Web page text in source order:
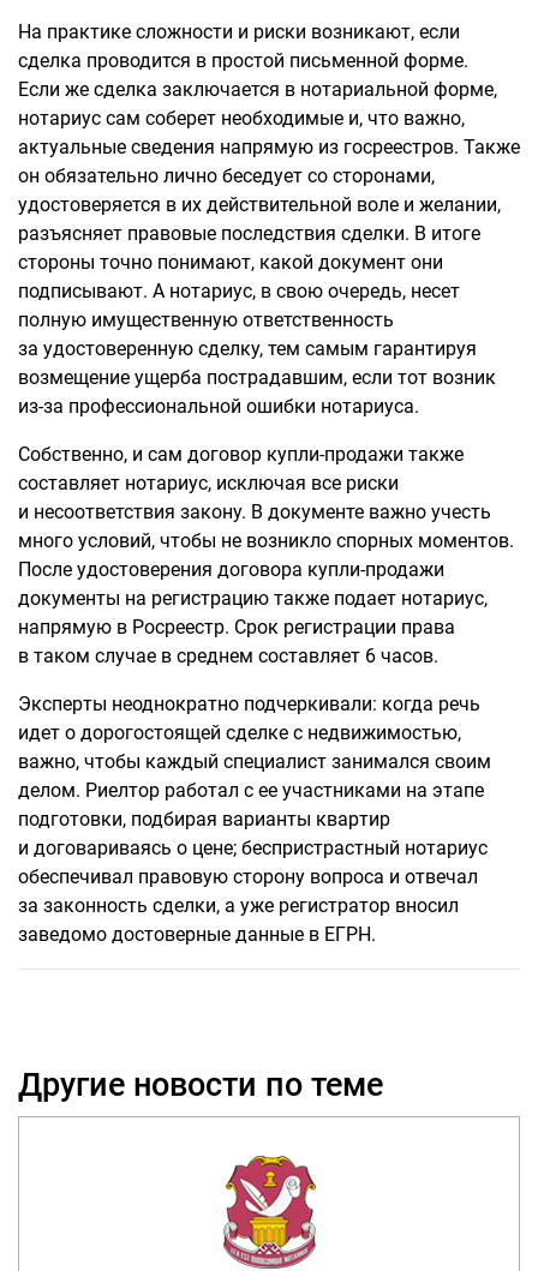
На практике сложности и риски возникают, если
сделка проводится в простой письменной форме.
Если же сделка заключается в нотариальной форме,
нотариус сам соберет необходимые и, что важно,
актуальные сведения напрямую из госреестров. Также
он обязательно лично беседует со сторонами,
удостоверяется в их действительной воле и желании,
разъясняет правовые последствия сделки. В итоге
стороны точно понимают, какой документ они
подписывают. А нотариус, в свою очередь, несет
полную имущественную ответственность
за удостоверенную сделку, тем самым гарантируя
возмещение ущерба пострадавшим, если тот возник
из-за профессиональной ошибки нотариуса.
Собственно, и сам договор купли-продажи также
составляет нотариус, исключая все риски
и несоответствия закону. В документе важно учесть
много условий, чтобы не возникло спорных моментов.
После удостоверения договора купли-продажи
документы на регистрацию также подает нотариус,
напрямую в Росреестр. Срок регистрации права
в таком случае в среднем составляет 6 часов.
Эксперты неоднократно подчеркивали: когда речь
идет о дорогостоящей сделке с недвижимостью,
важно, чтобы каждый специалист занимался своим
делом. Риелтор работал с ее участниками на этапе
подготовки, подбирая варианты квартир
и договариваясь о цене; беспристрастный нотариус
обеспечивал правовую сторону вопроса и отвечал
за законность сделки, а уже регистратор вносил
заведомо достоверные данные в ЕГРН.
Другие новости по теме